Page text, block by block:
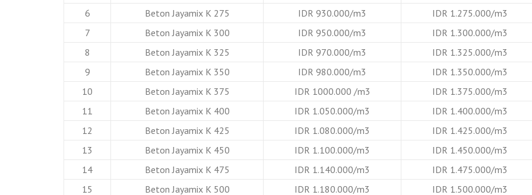
6
Beton Jayamix K 275 IDR 930.000/m3
IDR 1.275.000/m3
7
Beton Jayamix K 300 IDR 950.000/m3
IDR 1.300.000/m3
8
Beton Jayamix K 325 IDR 970.000/m3
IDR 1.325.000/m3
9
Beton Jayamix K 350 IDR 980.000/m3
IDR 1.350.000/m3
10
Beton Jayamix K 375 IDR 1000.000 /m3
IDR 1.375.000/m3
11
Beton Jayamix K 400 IDR 1.050.000/m3
IDR 1.400.000/m3
12
Beton Jayamix K 425 IDR 1.080.000/m3
IDR 1.425.000/m3
13
Beton Jayamix K 450 IDR 1.100.000/m3
IDR 1.450.000/m3
14
Beton Jayamix K 475 IDR 1.140.000/m3
IDR 1.475.000/m3
15
Beton Jayamix K 500 IDR 1.180.000/m3 IDR 1.500.000/m3